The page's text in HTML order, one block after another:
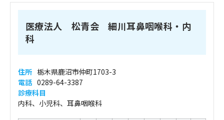
医療法人 松青会 細川耳鼻咽喉科・内
科
住所 栃木県鹿沼市仲町1703-3
電話 0289-64-3387
診療科目
内科、小児科、耳鼻咽喉科